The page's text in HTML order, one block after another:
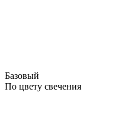
Базовый
По цвету свечения